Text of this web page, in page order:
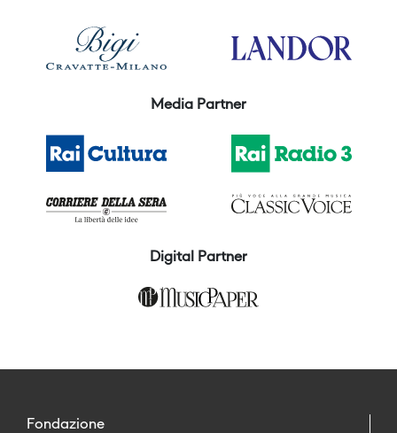
Media Partner
Digital Partner
Fondazione